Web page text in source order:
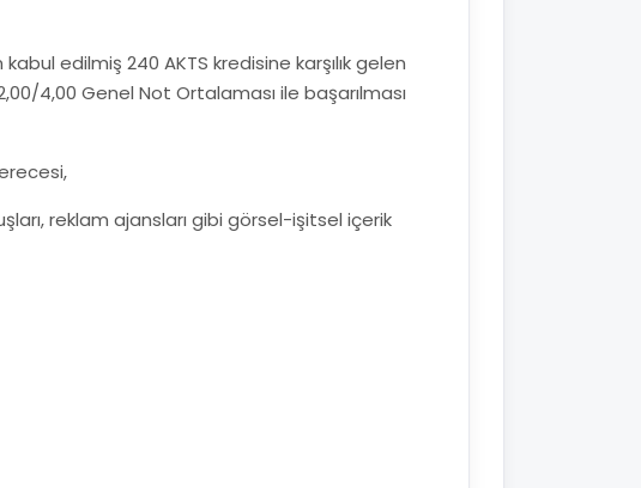
edilmiş 240 AKTS kredisine karşılık gelen
4,00 Genel Not Ortalaması ile başarılması
reklam ajansları gibi görsel-işitsel içerik